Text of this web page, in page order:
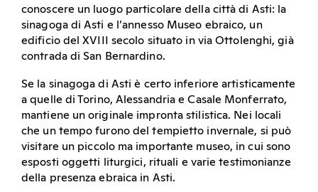
conoscere un luogo particolare della città di Asti: la
sinagoga di Asti e l’annesso Museo ebraico, un
edificio del XVIII secolo situato in via Ottolenghi, già
contrada di San Bernardino.
Se la sinagoga di Asti è certo inferiore artisticamente
a quelle di Torino, Alessandria e Casale Monferrato,
mantiene un originale impronta stilistica. Nei locali
che un tempo furono del tempietto invernale, si può
visitare un piccolo ma importante museo, in cui sono
esposti oggetti liturgici, rituali e varie testimonianze
della presenza ebraica in Asti.